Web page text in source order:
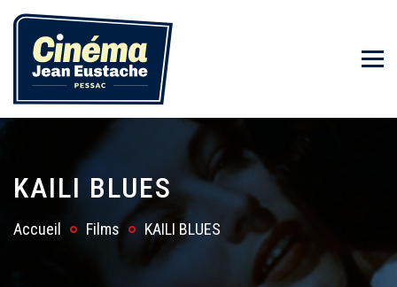
KAILI BLUES
Accueil Films KAILI BLUES